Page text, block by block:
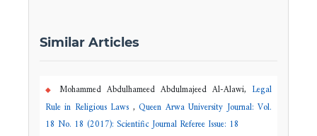
Similar Articles
Mohammed Abdulhameed Abdulmajeed Al-Alawi, Legal
Rule in Religious Laws ,Queen Arwa University Journal: Vol.
18 No. 18 (2017): Scientific Journal Referee Issue: 18